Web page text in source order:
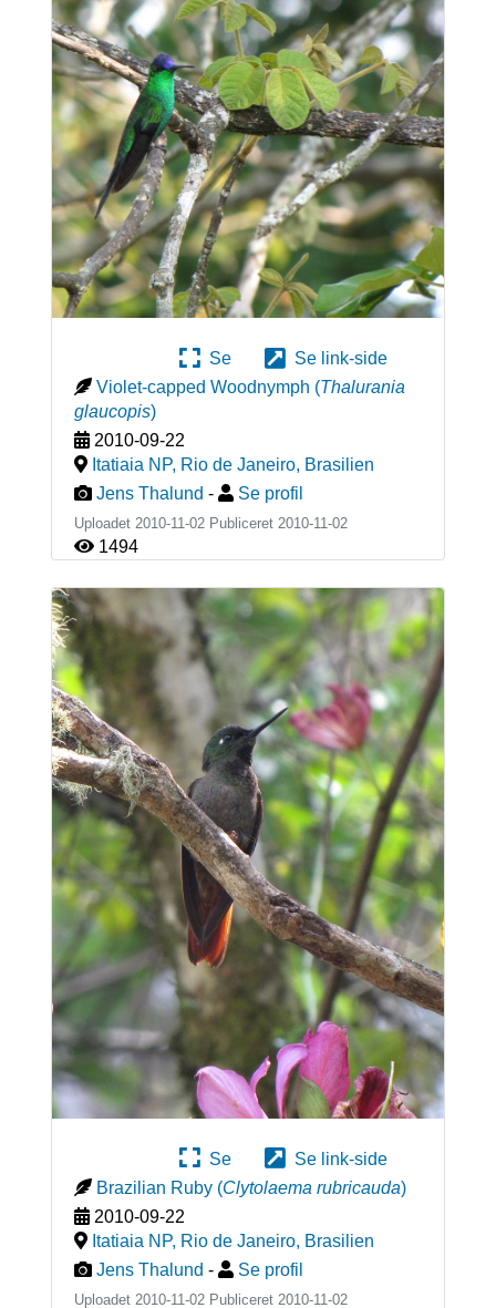
Se
Se link-side
Violet-capped Woodnymph (Thalurania
glaucopis)
2010-09-22
Itatiaia NP, Rio de Janeiro, Brasilien
Jens Thalund - Se profil
Uploadet 2010-11-02 Publiceret 2010-11-02
1494
Se
Se link-side
Brazilian Ruby (Clytolaema rubricauda)
2010-09-22
Itatiaia NP, Rio de Janeiro, Brasilien
Jens Thalund - Se profil
Uploadet 2010-11-02 Publiceret 2010-11-02